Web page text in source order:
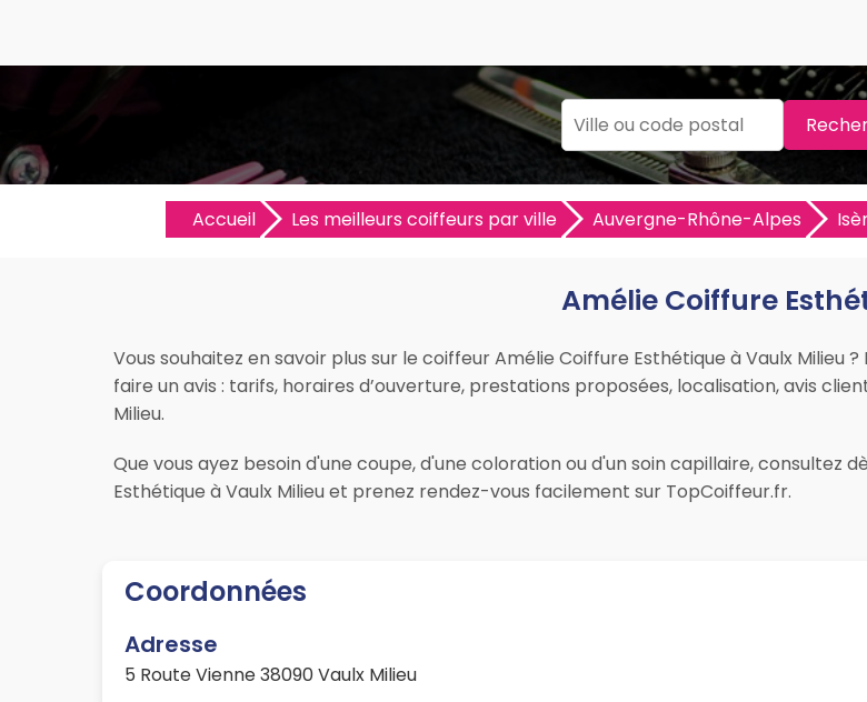
Accueil Les meilleurs coiffeurs par ville Auvergne-Rhône-Alpes
Amélie Coiffure
Vous souhaitez en savoir plus sur le coiffeur Amélie Coiffure Esthétique à Vaulx
faire un avis : tarifs, horaires d’ouverture, prestations proposées, localisation, avis
Milieu.
Que vous ayez besoin d'une coupe, d'une coloration ou d'un soin capillaire, consultez
Esthétique à Vaulx Milieu et prenez rendez-vous facilement sur TopCoiffeur.fr.
Coordonnées
Adresse
5 Route Vienne 38090 Vaulx Milieu